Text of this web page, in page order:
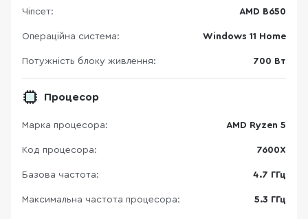
Чіпсет: AMD B650
Операційна система: Windows 11 Home
Потужність блоку живлення: 700 Вт
Процесор
Марка процесора: AMD Ryzen 5
Код процесора: 7600X
Базова частота: 4.7 ГГц
Максимальна частота процесора: 5.3 ГГц